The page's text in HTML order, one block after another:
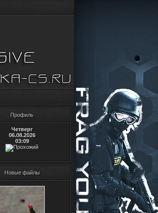
Профиль
Четверг
06.08.2026
03:09
Новые файлы